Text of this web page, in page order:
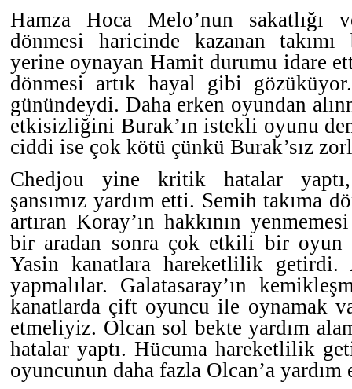
Hamza Hoca Melo’nun sakatlığı
dönmesi haricinde kazanan takımı
yerine oynayan Hamit durumu idare
dönmesi artık hayal gibi
günündeydi. Daha erken oyundan
etkisizliğini Burak’ın istekli oyunu
ciddi ise çok kötü çünkü Burak’sız
Chedjou yine kritik hatalar
şansımız yardım etti. Semih takıma
artıran Koray’ın hakkının
bir aradan sonra çok etkili bir oyun
Yasin kanatlara hareketlilik getirdi.
yapmalılar. Galatasaray’ın
kanatlarda çift oyuncu ile oynamak
etmeliyiz. Olcan sol bekte yardım
hatalar yaptı. Hücuma hareketlilik
oyuncunun daha fazla Olcan’a yardım